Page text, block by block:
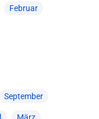
Februar
September